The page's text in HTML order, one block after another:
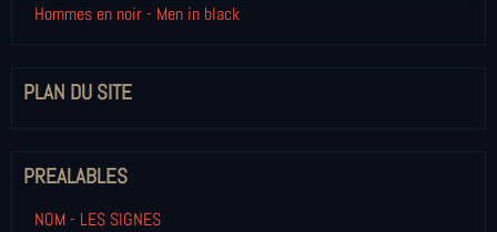
Hommes en noir - Men in black
PLAN DU SITE
PREALABLES
NOM - LES SIGNES